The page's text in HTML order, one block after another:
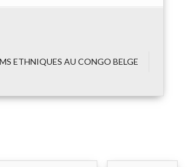
ETHNIQUES AU CONGO BELGE